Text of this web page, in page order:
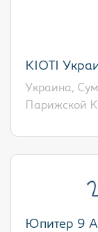
KIOTI
Украина,
Парижской
Юпитер 9